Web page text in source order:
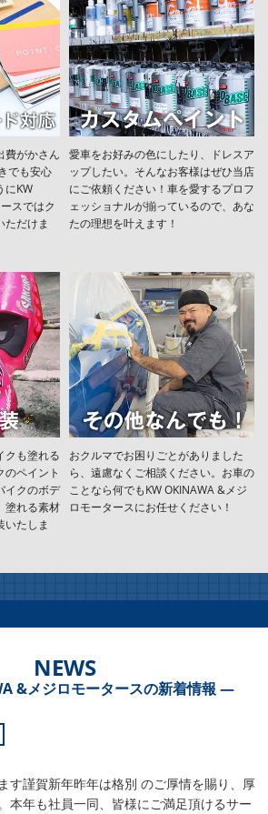
費がかさん
でも安心
にKW
スではク
ただけま
愛車をお好みの色にしたり、ドレスア
ップしたい。そんなお客様はぜひ当店
にご依頼ください！車を愛するプロフ
ェッショナルが揃っているので、あな
たの理想を叶えます！
クも塗れる
のペイント
イクのボデ
塗れる素材
いたしま
おクルマでお困りごとがありました
ら、遠慮なくご相談ください。お車の
ことなら何でもKW OKINAWA &メジ
ロモータースにお任せください！
NEWS
&メジロモータースの新着情報 ―
す謹賀新年昨年は格別 のご厚情を賜り、厚
本年も社員一同、皆様にご満足頂けるサー